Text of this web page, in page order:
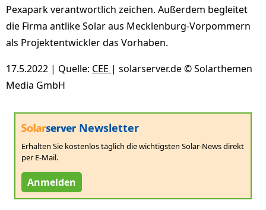
Pexapark verantwortlich zeichen. Außerdem begleitet
die Firma antlike Solar aus Mecklenburg-Vorpommern
als Projektentwickler das Vorhaben.
17.5.2022 | Quelle: CEE | solarserver.de © Solarthemen
Media GmbH
Newsletter
Erhalten Sie kostenlos täglich die wichtigsten Solar-News direkt
per E-Mail.
Anmelden